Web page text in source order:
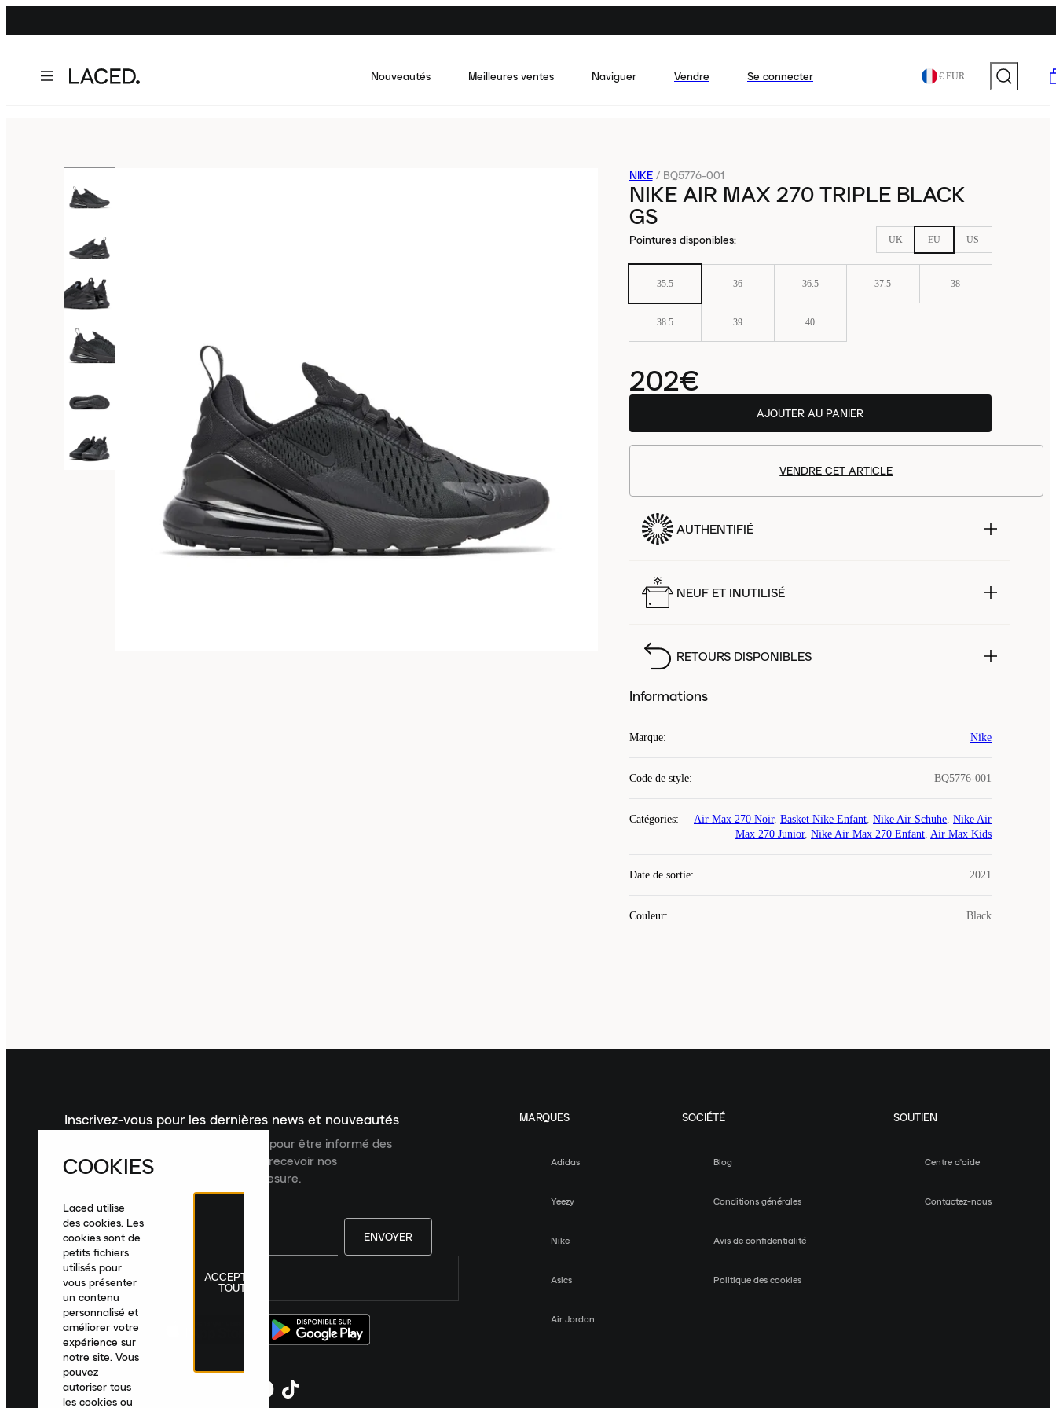
Nouveautés Meilleures ventes Naviguer Vendre Se connecter € EUR
NIKE / BQ5776-001
NIKE AIR MAX 270 TRIPLE BLACK
GS
Pointures disponibles: UK EU US
35.5 36 36.5 37.5 38
38.5 39 40
202€
AJOUTER AU PANIER
VENDRE CET ARTICLE
AUTHENTIFIÉ
NEUF ET INUTILISÉ
RETOURS DISPONIBLES
Informations
Marque: Nike
Code de style: BQ5776-001
Catégories: Air Max 270 Noir, Basket Nike Enfant, Nike Air Schuhe, Nike Air
Max 270 Junior, Nike Air Max 270 Enfant, Air Max Kids
Date de sortie: 2021
Couleur: Black
Inscrivez-vous pour les dernières news et nouveautés
Inscrivez-vous à la newsletter Laced pour être informé des
dernières nouveautés, collections et recevoir nos
recommandations de produits sur mesure.
ENVOYER
France|Français
MARQUES
Adidas
Yeezy
Nike
Asics
Air Jordan
SOCIÉTÉ
Blog
Conditions générales
Avis de confidentialité
Politique des cookies
SOUTIEN
Centre d'aide
Contactez-nous
COOKIES
Laced utilise
des cookies. Les
cookies sont de
petits fichiers
utilisés pour
vous présenter
un contenu
personnalisé et
améliorer votre
expérience sur
notre site. Vous
pouvez
autoriser tous
les cookies ou
ACCEPTER
TOUT